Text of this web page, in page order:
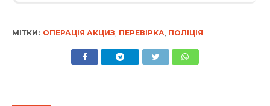
МІТКИ: ОПЕРАЦІЯ АКЦИЗ, ПЕРЕВІРКА, ПОЛІЦІЯ